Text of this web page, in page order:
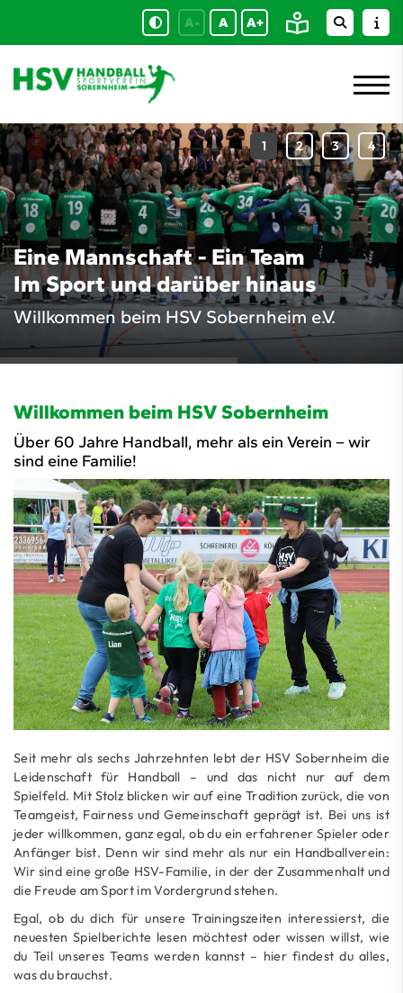
A- A A+
Eine Mannschaft - Ein Team
Im Sport und darüber hinaus
Willkommen beim HSV Sobernheim e.V.
Willkommen beim HSV Sobernheim
Über 60 Jahre Handball, mehr als ein Verein – wir
sind eine Familie!
Seit mehr als sechs Jahrzehnten lebt der HSV Sobernheim die
Leidenschaft für Handball – und das nicht nur auf dem
Spielfeld. Mit Stolz blicken wir auf eine Tradition zurück, die von
Teamgeist, Fairness und Gemeinschaft geprägt ist. Bei uns ist
jeder willkommen, ganz egal, ob du ein erfahrener Spieler oder
Anfänger bist. Denn wir sind mehr als nur ein Handballverein:
Wir sind eine große HSV-Familie, in der der Zusammenhalt und
die Freude am Sport im Vordergrund stehen.
Egal, ob du dich für unsere Trainingszeiten interessierst, die
neuesten Spielberichte lesen möchtest oder wissen willst, wie
du Teil unseres Teams werden kannst – hier findest du alles,
was du brauchst.